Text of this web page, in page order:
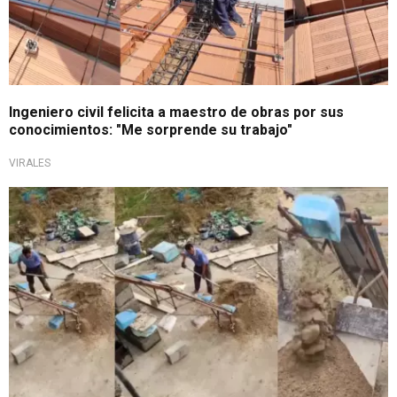
Ingeniero civil felicita a maestro de obras por sus
conocimientos: "Me sorprende su trabajo"
VIRALES
Tendencia en TikTok